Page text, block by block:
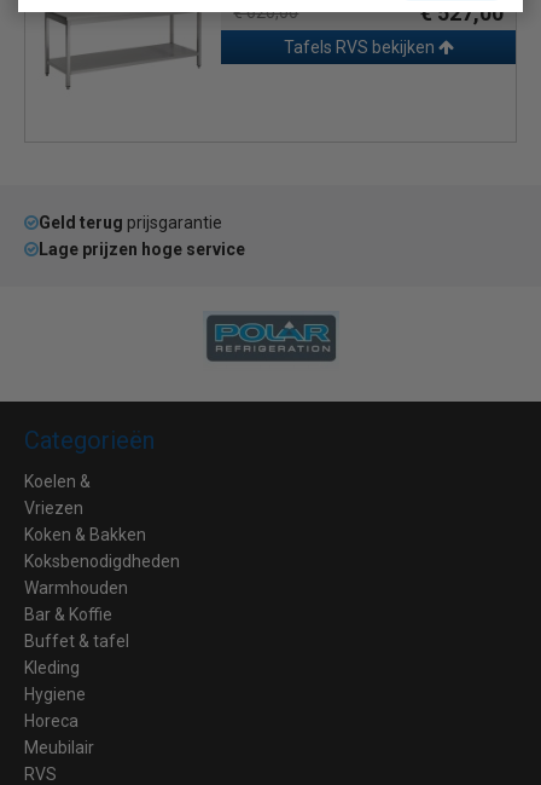
€ 620,00 € 527,00
Tafels RVS bekijken
Geld terug prijsgarantie
Lage prijzen hoge service
Categorieën
Koelen &
Vriezen
Koken & Bakken
Koksbenodigdheden
Warmhouden
Bar & Koffie
Buffet & tafel
Kleding
Hygiene
Horeca
Meubilair
RVS